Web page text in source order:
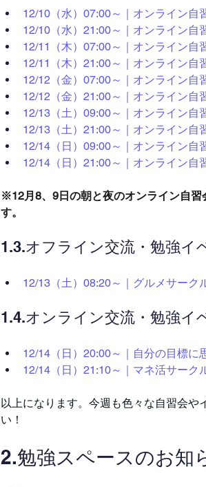
12/10（水）07:00～｜オンライン自
12/10（水）21:00～｜オンライン自
12/11（木）07:00～｜オンライン自
12/11（木）21:00～｜オンライン自
12/12（金）07:00～｜オンライン自
12/12（金）21:00～｜オンライン自
12/13（土）09:00～｜オンライン自
12/13（土）21:00～｜オンライン自
12/14（日）09:00～｜オンライン自
12/14（日）21:00～｜オンライン自
※12月8、9日の朝と夜のオンライン自習
す。
1.3.オフライン交流・勉強イ
12/13（土）08:20～｜グルメサーク
1.4.オンライン交流・勉強イ
12/14（日）20:00～｜自分の目標に
12/14（日）21:10～｜マネ活サーク
以上になります。今週も色々な自習会や
い！
2.勉強スペースのお知